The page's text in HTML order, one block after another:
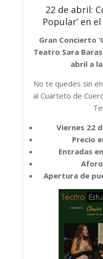
22 de abril:
Popular’ en
Gran Concierto
Teatro Sara
abril a
No te quedes sin
al Cuarteto de
Viernes 22
Precio
Entradas
Apertura de